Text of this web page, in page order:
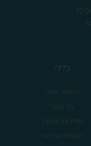
כללי
הסיפור שלנו
צור קשר
מדיניות נגישות
תעודת אחריות